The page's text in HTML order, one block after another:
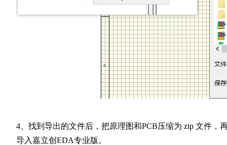
4、找到导出的文件后，把原理图和PCB压缩为 zip 文件，
导入嘉立创EDA专业版。